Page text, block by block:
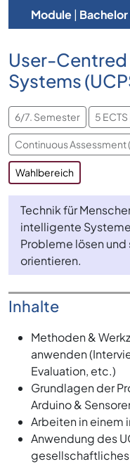
Module|
User-
Systems
6/7. Semester 5 ECTS
Continuous Assessment
Wahlbereich
Technik für
intelligente
Probleme lösen und
orientieren.
Inhalte
Methoden &
anwenden
Evaluation, etc.)
Grundlagen der
Arduino &
Arbeiten in einem
Anwendung des